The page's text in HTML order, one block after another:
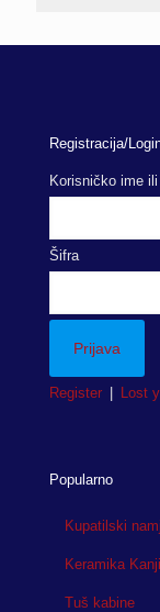
Registracija/
Korisničko ime
Šifra
Register Lost
Popularno
Kupatilski
Keramika
Tuš kabine